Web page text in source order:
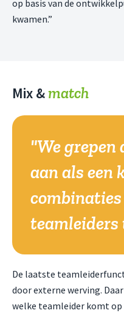
op basis van de
kwamen.”
Mix &match
"We grepen
aan als een
teamleiders
De laatste
door externe werving.
welke teamleider komt op